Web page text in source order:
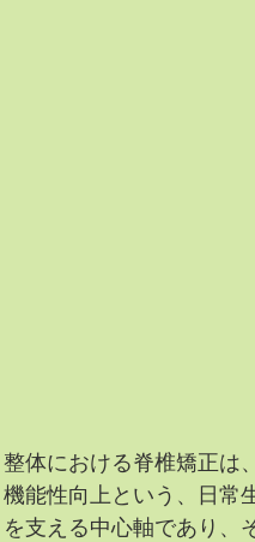
整体における脊椎矯正は
機能性向上という、日常
を支える中心軸であり、